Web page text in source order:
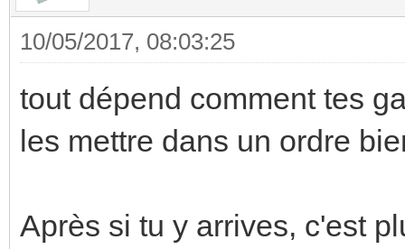
10/05/2017, 08:03:25
tout dépend comment tes
les mettre dans un ordre
Après si tu y arrives, c'est